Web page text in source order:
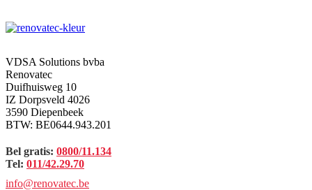
VDSA Solutions bvba
Renovatec
Duifhuisweg 10
IZ Dorpsveld 4026
3590 Diepenbeek
BTW: BE0644.943.201
Bel gratis: 0800/11.134
Tel: 011/42.29.70
info@renovatec.be